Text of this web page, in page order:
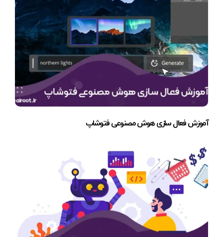
آموزش فعال سازی هوش مصنوعی فتوشاپ